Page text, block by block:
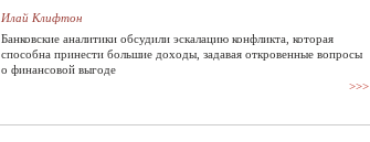
Илай Клифтон
Банковские аналитики обсудили эскалацию конфликта, которая
способна принести большие доходы, задавая откровенные вопросы
о финансовой выгоде
>>>